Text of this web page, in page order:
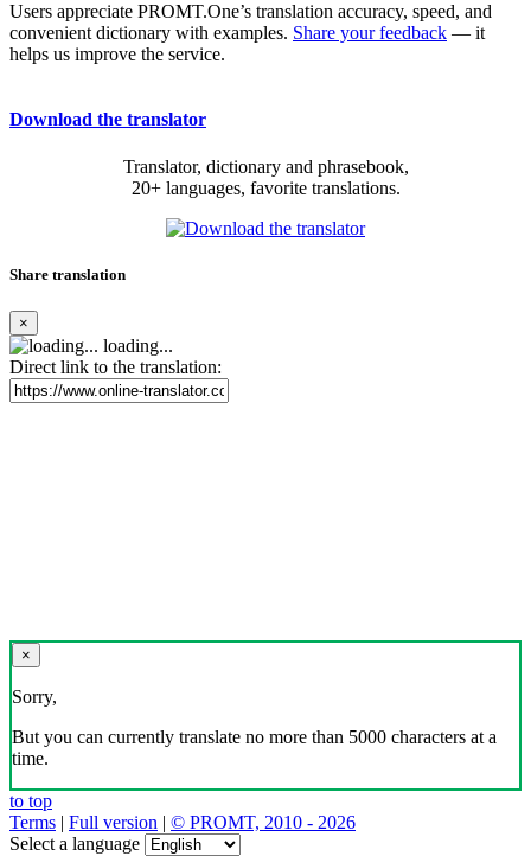
Users appreciate PROMT.One’s translation accuracy, speed, and
convenient dictionary with examples. Share your feedback — it
helps us improve the service.
Download the translator
Translator, dictionary and phrasebook,
20+ languages, favorite translations.
Share translation
×
loading...
Direct link to the translation:
×
Sorry,
But you can currently translate no more than 5000 characters at a
time.
to top
Terms | Full version | © PROMT, 2010 - 2026
Select a language